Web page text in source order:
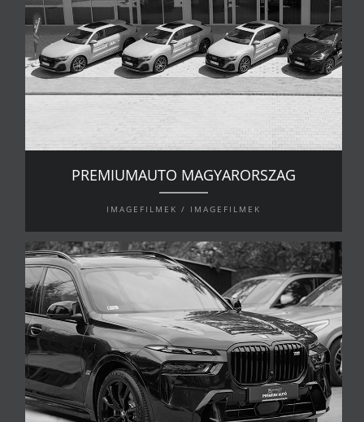
PREMIUMAUTO MAGYARORSZAG
IMAGEFILMEK / IMAGEFILMEK